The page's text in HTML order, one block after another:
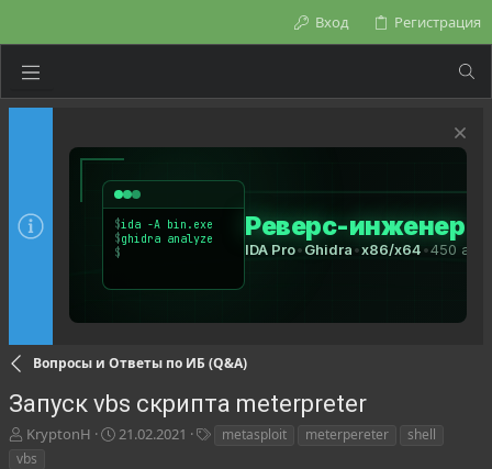
Вход Регистрация
Вопросы и Ответы по ИБ (Q&A)
Запуск vbs скрипта meterpreter
А
в
KryptonH
Д
21.02.2021 metasploit meterpereter
shell
vbs